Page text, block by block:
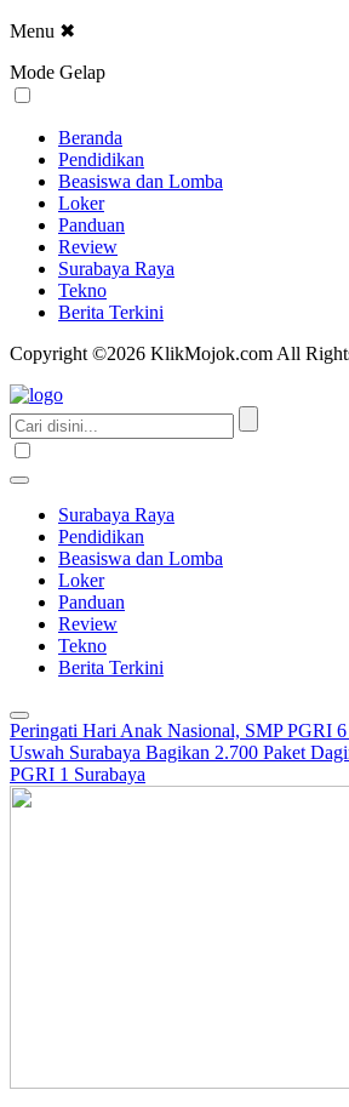
Menu ✖
Mode Gelap
Beranda
Pendidikan
Beasiswa dan Lomba
Loker
Panduan
Review
Surabaya Raya
Tekno
Berita Terkini
Copyright ©2026 KlikMojok.com All
Surabaya Raya
Pendidikan
Beasiswa dan Lomba
Loker
Panduan
Review
Tekno
Berita Terkini
Peringati Hari Anak Nasional, SMP PGRI
Uswah Surabaya Bagikan 2.700 Paket
PGRI 1 Surabaya